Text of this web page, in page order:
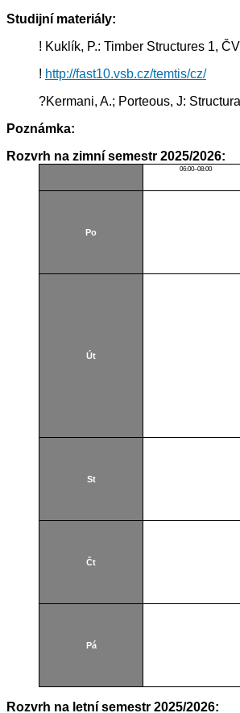
Studijní materiály:
! Kuklík, P.: Timber Structures 1,
! http://fast10.vsb.cz/temtis/cz/
?Kermani, A.; Porteous, J:
Poznámka:
Rozvrh na zimní semestr 2025/2026:
06:00–08:00
Po
Út
St
Čt
Pá
Rozvrh na letní semestr 2025/2026: